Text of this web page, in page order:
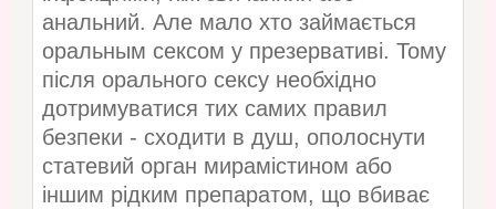
анальний. Але мало хто займається
оральным сексом у презервативі. Тому
після орального сексу необхідно
дотримуватися тих самих правил
безпеки - сходити в душ, ополоснути
статевий орган мирамістином або
іншим рідким препаратом, що вбиває